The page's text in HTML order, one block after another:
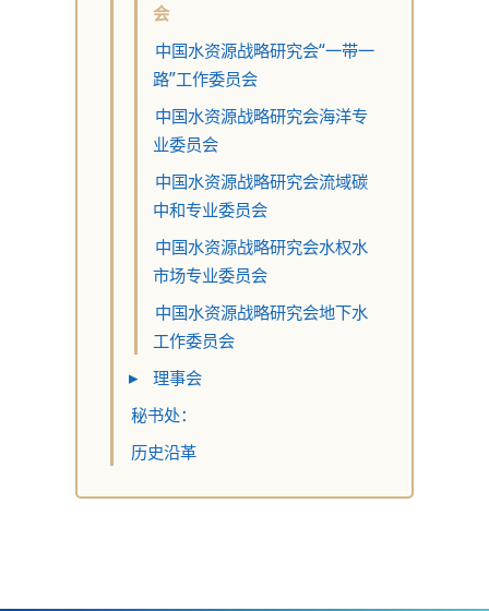
会
中国水资源战略研究会“一带一
路”工作委员会
中国水资源战略研究会海洋专
业委员会
中国水资源战略研究会流域碳
中和专业委员会
中国水资源战略研究会水权水
市场专业委员会
中国水资源战略研究会地下水
工作委员会
▸
理事会
秘书处：
历史沿革